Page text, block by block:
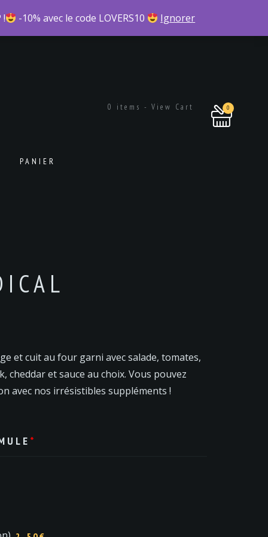
PANIER
0
0 items - View Cart
et cuit au four garni avec salade, tomates,
cheddar et sauce au choix. Vous pouvez
avec nos irrésistibles suppléments !
*
-10% avec le code LOVERS10 Ignorer